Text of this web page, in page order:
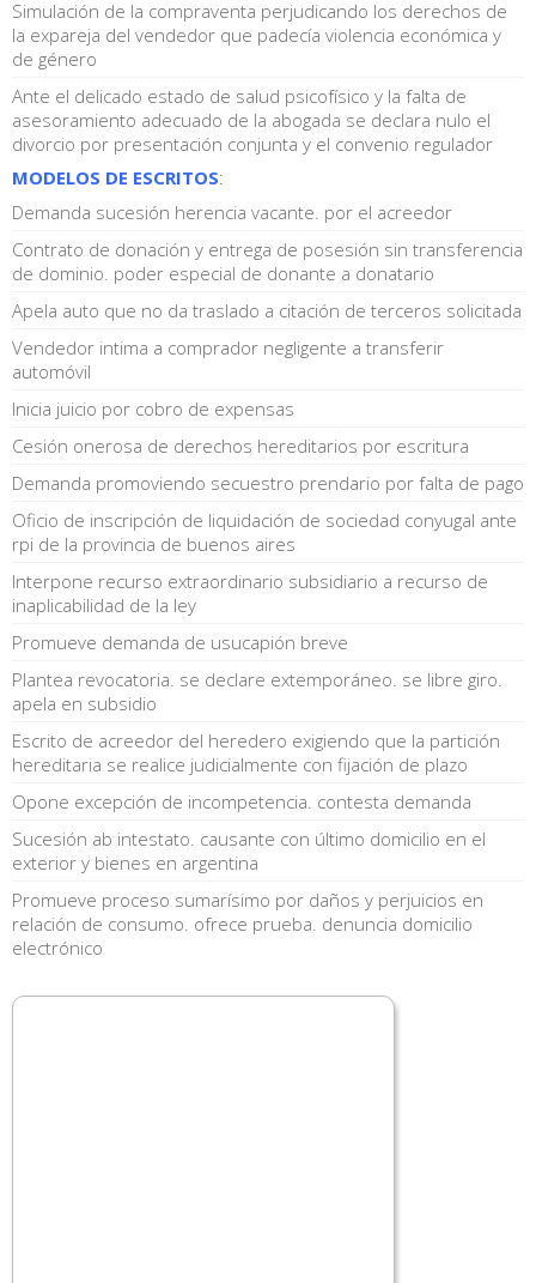
Simulación de la compraventa perjudicando los derechos de
la expareja del vendedor que padecía violencia económica y
de género
Ante el delicado estado de salud psicofísico y la falta de
asesoramiento adecuado de la abogada se declara nulo el
divorcio por presentación conjunta y el convenio regulador
MODELOS DE ESCRITOS:
Demanda sucesión herencia vacante. por el acreedor
Contrato de donación y entrega de posesión sin transferencia
de dominio. poder especial de donante a donatario
Apela auto que no da traslado a citación de terceros solicitada
Vendedor intima a comprador negligente a transferir
automóvil
Inicia juicio por cobro de expensas
Cesión onerosa de derechos hereditarios por escritura
Demanda promoviendo secuestro prendario por falta de pago
Oficio de inscripción de liquidación de sociedad conyugal ante
rpi de la provincia de buenos aires
Interpone recurso extraordinario subsidiario a recurso de
inaplicabilidad de la ley
Promueve demanda de usucapión breve
Plantea revocatoria. se declare extemporáneo. se libre giro.
apela en subsidio
Escrito de acreedor del heredero exigiendo que la partición
hereditaria se realice judicialmente con fijación de plazo
Opone excepción de incompetencia. contesta demanda
Sucesión ab intestato. causante con último domicilio en el
exterior y bienes en argentina
Promueve proceso sumarísimo por daños y perjuicios en
relación de consumo. ofrece prueba. denuncia domicilio
electrónico